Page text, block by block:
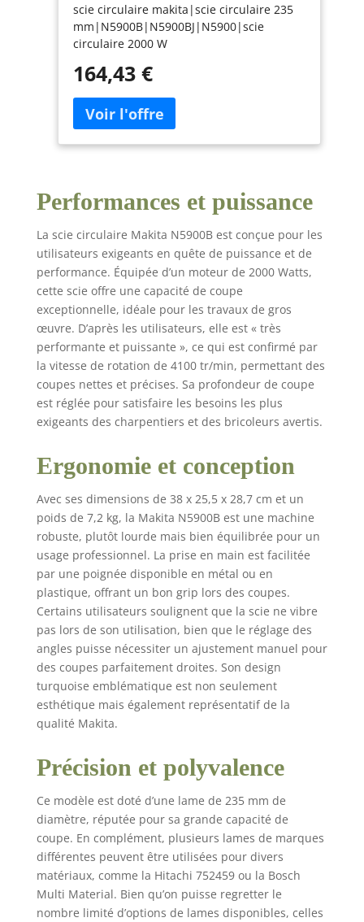
scie circulaire makita|scie circulaire 235
mm|N5900B|N5900BJ|N5900|scie
circulaire 2000 W
164,43 €
Performances et puissance
La scie circulaire Makita N5900B est conçue pour les
utilisateurs exigeants en quête de puissance et de
performance. Équipée d’un moteur de 2000 Watts,
cette scie offre une capacité de coupe
exceptionnelle, idéale pour les travaux de gros
œuvre. D’après les utilisateurs, elle est « très
performante et puissante », ce qui est confirmé par
la vitesse de rotation de 4100 tr/min, permettant des
coupes nettes et précises. Sa profondeur de coupe
est réglée pour satisfaire les besoins les plus
exigeants des charpentiers et des bricoleurs avertis.
Ergonomie et conception
Avec ses dimensions de 38 x 25,5 x 28,7 cm et un
poids de 7,2 kg, la Makita N5900B est une machine
robuste, plutôt lourde mais bien équilibrée pour un
usage professionnel. La prise en main est facilitée
par une poignée disponible en métal ou en
plastique, offrant un bon grip lors des coupes.
Certains utilisateurs soulignent que la scie ne vibre
pas lors de son utilisation, bien que le réglage des
angles puisse nécessiter un ajustement manuel pour
des coupes parfaitement droites. Son design
turquoise emblématique est non seulement
esthétique mais également représentatif de la
qualité Makita.
Précision et polyvalence
Ce modèle est doté d’une lame de 235 mm de
diamètre, réputée pour sa grande capacité de
coupe. En complément, plusieurs lames de marques
différentes peuvent être utilisées pour divers
matériaux, comme la Hitachi 752459 ou la Bosch
Multi Material. Bien qu’on puisse regretter le
nombre limité d’options de lames disponibles, celles